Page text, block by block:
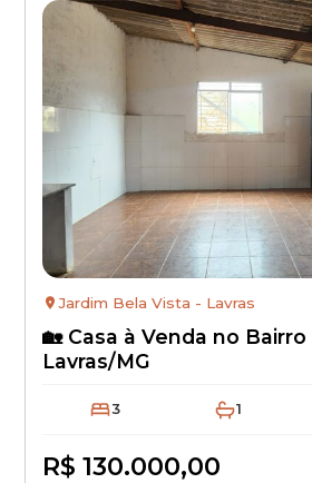
Jardim Bela Vista - Lavras
🏡 Casa à Venda no
Lavras/MG
3 1
R$ 130.000,00